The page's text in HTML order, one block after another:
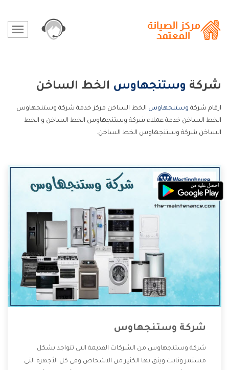
شركة وستنجهاوس الخط الساخن
ارقام شركة وستنجهاوس الخط الساخن مركز خدمة شركة وستنجهاوس
الخط الساخن خدمة عملاء شركة وستنجهاوس الخط الساخن و الخط
الساخن شركة وستنجهاوس الخط الساخن.
شركة وستنجهاوس
شركة وستنجهاوس من الشركات القديمة التى تتواجد بشكل
مستمر وثابت ويثق بها الكثير من الاشخاص وفى كل الأجهزة التى